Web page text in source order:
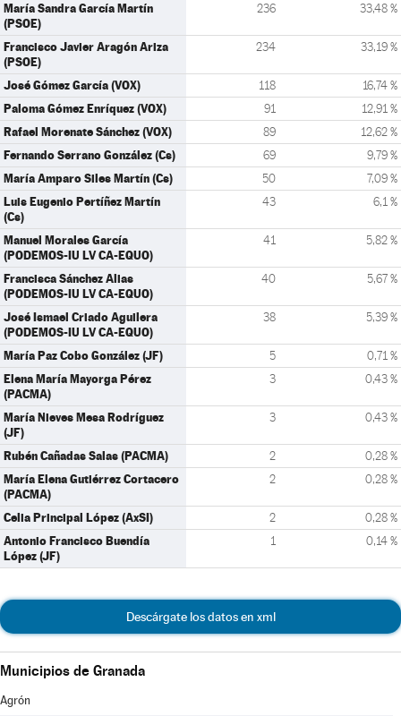
María Sandra García Martín
(PSOE)
236 33,48 %
Francisco Javier Aragón Ariza
(PSOE)
234 33,19 %
José Gómez García (VOX) 118 16,74 %
Paloma Gómez Enríquez (VOX) 91 12,91 %
Rafael Morenate Sánchez (VOX) 89 12,62 %
Fernando Serrano González (Cs) 69 9,79 %
María Amparo Siles Martín (Cs) 50 7,09 %
Luis Eugenio Pertíñez Martín
(Cs)
43 6,1 %
Manuel Morales García
(PODEMOS-IU LV CA-EQUO)
41 5,82 %
Francisca Sánchez Alias
(PODEMOS-IU LV CA-EQUO)
40 5,67 %
José Ismael Criado Aguilera
(PODEMOS-IU LV CA-EQUO)
38 5,39 %
María Paz Cobo González (JF) 5 0,71 %
Elena María Mayorga Pérez
(PACMA)
3 0,43 %
María Nieves Mesa Rodríguez
(JF)
3 0,43 %
Rubén Cañadas Salas (PACMA) 2 0,28 %
María Elena Gutiérrez Cortacero
(PACMA)
2 0,28 %
Celia Principal López (AxSI) 2 0,28 %
Antonio Francisco Buendía
López (JF)
1 0,14 %
Descárgate los datos en xml
Municipios de Granada
Agrón